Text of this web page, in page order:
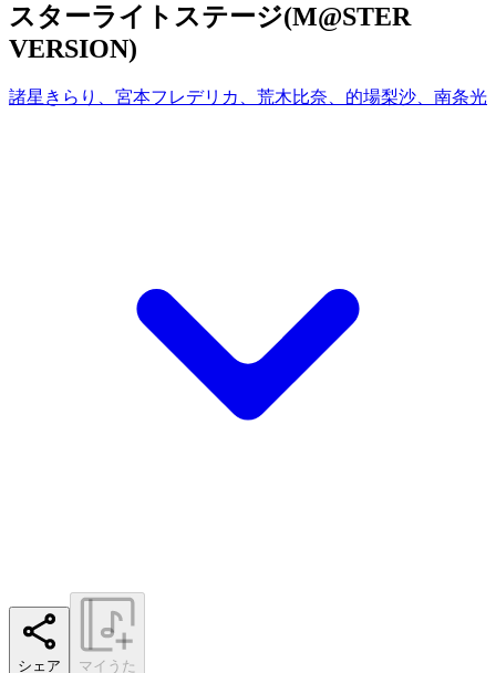
スターライトステージ(M@STER
VERSION)
諸星きらり、宮本フレデリカ、荒木比奈、的場梨沙、南条光
シェア マイうた